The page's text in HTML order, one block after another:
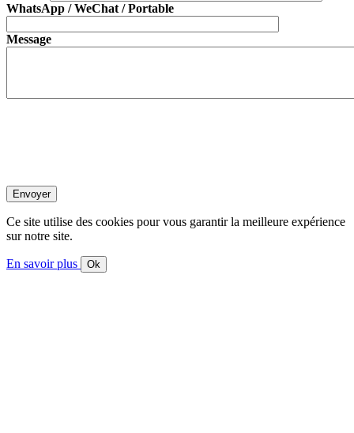
WhatsApp / WeChat / Portable
Message
Ce site utilise des cookies pour vous garantir la meilleure expérience
sur notre site.
En savoir plus Ok